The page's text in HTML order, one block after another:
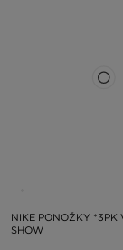
NIKE PONOŽKY *3PK
SHOW